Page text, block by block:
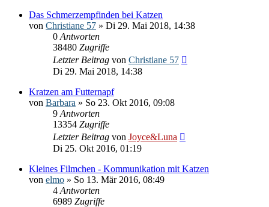
Das Schmerzempfinden bei Katzen
von Christiane 57 » Di 29. Mai 2018, 14:38
0 Antworten
38480 Zugriffe
Letzter Beitrag von Christiane 57
Di 29. Mai 2018, 14:38
Kratzen am Futternapf
von Barbara » So 23. Okt 2016, 09:08
9 Antworten
13354 Zugriffe
Letzter Beitrag von Joyce&Luna
Di 25. Okt 2016, 01:19
Kleines Filmchen - Kommunikation mit Katzen
von elmo » So 13. Mär 2016, 08:49
4 Antworten
6989 Zugriffe